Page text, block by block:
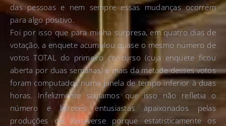
das pessoas e nem sempre essas mudanças ocorrem
para algo positivo.
Foi por isso que para minha surpresa, em quatro dias de
votação, a enquete acumulou quase o mesmo número de
votos TOTAL do primeiro concurso (cuja enquete ficou
aberta por duas semanas) e mais da metade desses votos
foram computados numa janela de tempo inferior à duas
horas. Infelizmente sabíamos que isso não refletia o
número e leitores entusiastas apaixonados pelas
produções do Xenaverse porque estatisticamente os